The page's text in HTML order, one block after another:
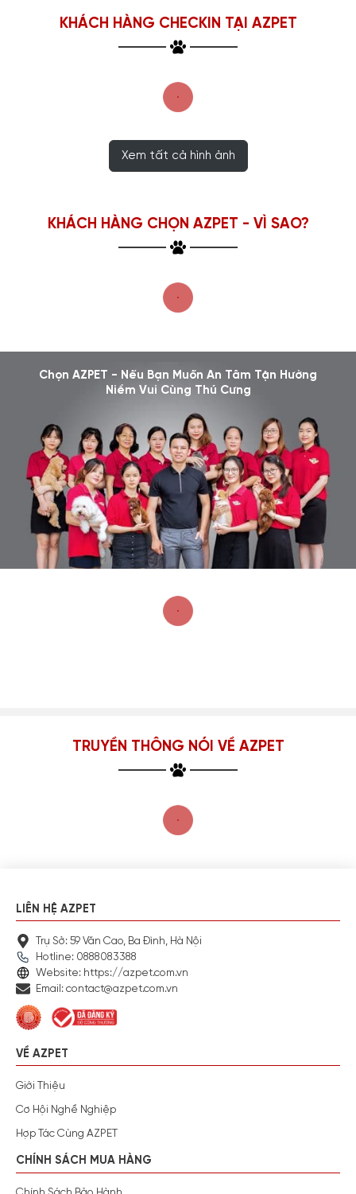
KHÁCH HÀNG CHECKIN TẠI AZPET
Xem tất cả hình ảnh
KHÁCH HÀNG CHỌN AZPET - VÌ SAO?
Chọn AZPET - Nếu Bạn Muốn An Tâm Tận Hưởng
Niềm Vui Cùng Thú Cưng
TRUYỀN THÔNG NÓI VỀ AZPET
LIÊN HỆ AZPET
Trụ Sở: 59 Văn Cao, Ba Đình, Hà Nội
Hotline: 0888083388
Website: https://azpet.com.vn
Email: contact@azpet.com.vn
VỀ AZPET
Giới Thiệu
Cơ Hội Nghề Nghiệp
Hợp Tác Cùng AZPET
CHÍNH SÁCH MUA HÀNG